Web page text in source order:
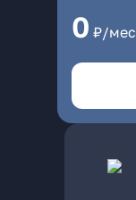
0 ₽/мес